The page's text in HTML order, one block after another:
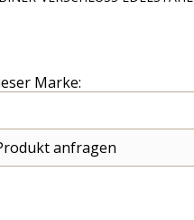
Marke:
anfragen